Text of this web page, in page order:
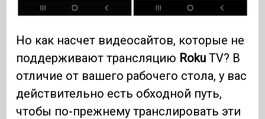
Но как насчет видеосайтов, которые не
поддерживают трансляцию Roku TV? В
отличие от вашего рабочего стола, у вас
действительно есть обходной путь,
чтобы по-прежнему транслировать эти